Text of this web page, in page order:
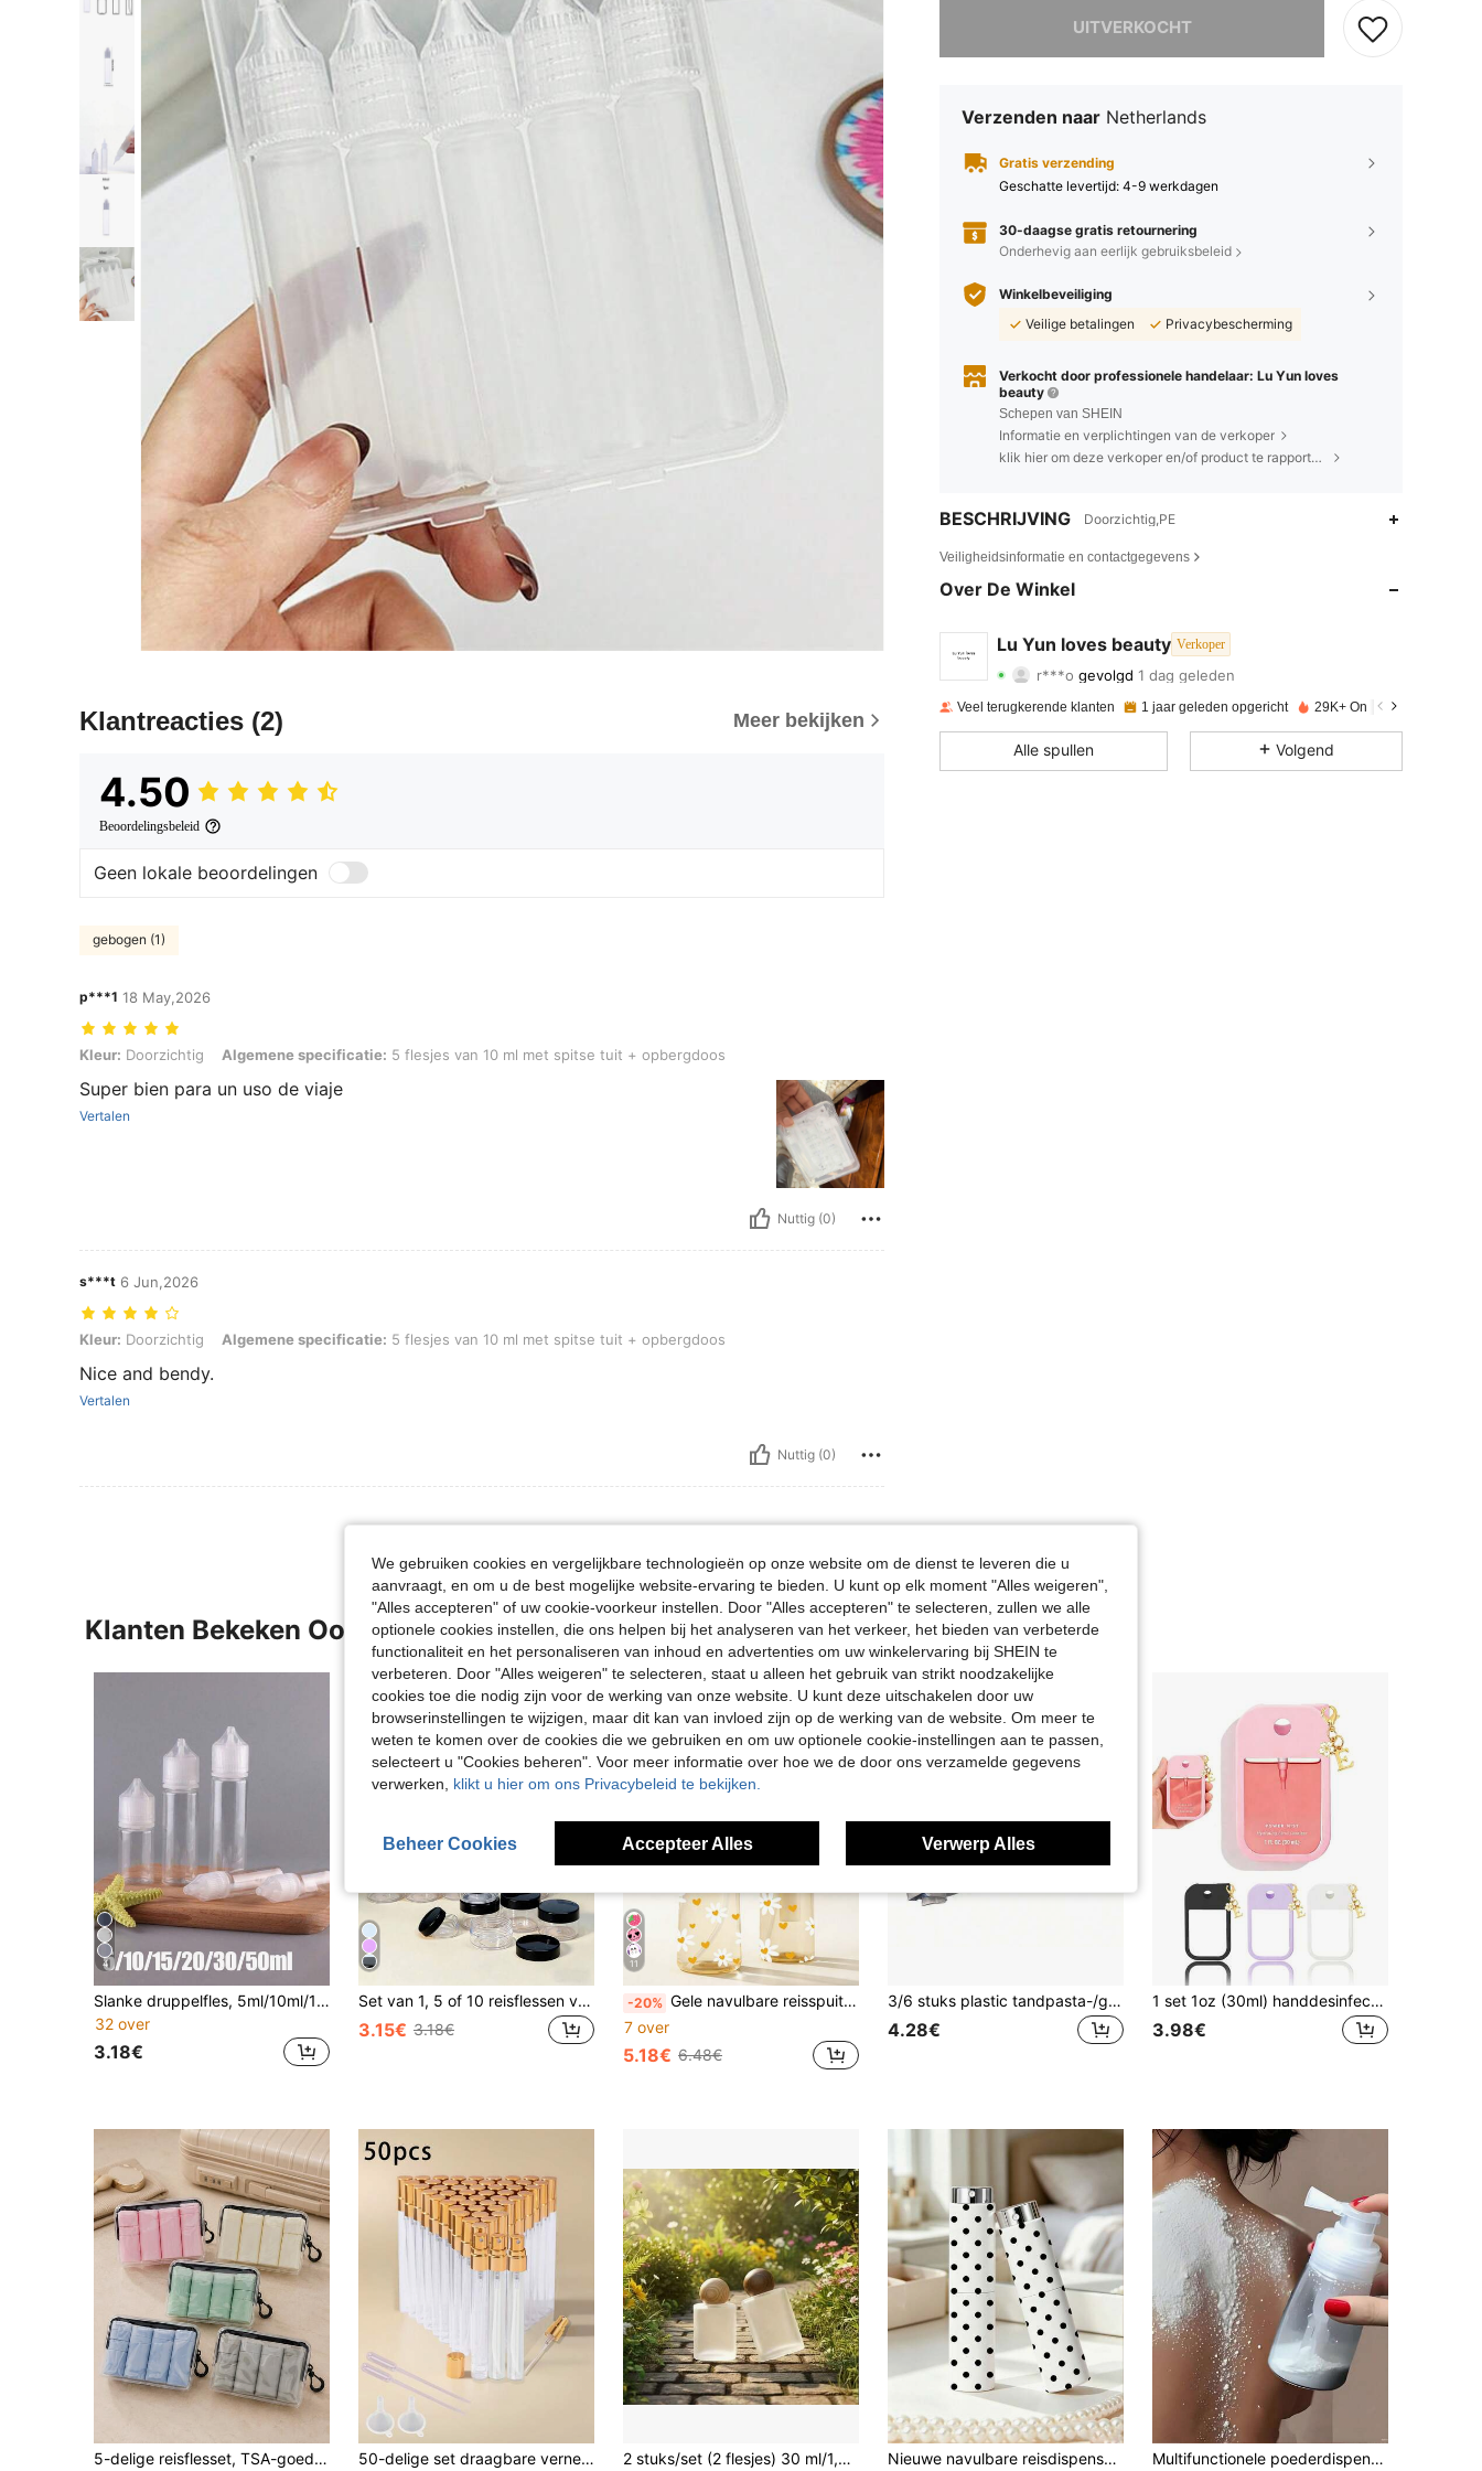
Klantreacties (2) Meer bekijken
4.50
Beoordelingsbeleid
Geen lokale beoordelingen
gebogen (1)
p***1 18 May,2026
Kleur: Doorzichtig, Algemene specificatie: 5 flesjes van 10 ml met spitse tuit + opbergdoos
Kleur: Doorzichtig Algemene specificatie: 5 flesjes van 10 ml met spitse tuit + opbergdoos
Super bien para un uso de viaje
Vertalen
Nuttig (0)
s***t 6 Jun,2026
Kleur: Doorzichtig, Algemene specificatie: 5 flesjes van 10 ml met spitse tuit + opbergdoos
Kleur: Doorzichtig Algemene specificatie: 5 flesjes van 10 ml met spitse tuit + opbergdoos
Nice and bendy.
Vertalen
Nuttig (0)
UITVERKOCHT
Verzenden naar Netherlands
Gratis verzending
Geschatte levertijd: 4-9 werkdagen
30-daagse gratis retournering
Onderhevig aan eerlijk gebruiksbeleid
Winkelbeveiliging
Veilige betalingen
Privacybescherming
Verkocht door professionele handelaar: Lu Yun loves
beauty
Schepen van SHEIN
Informatie en verplichtingen van de verkoper
klik hier om deze verkoper en/of product te rapporteren.
BESCHRIJVING Doorzichtig,PE
Veiligheidsinformatie en contactgegevens
Over De Winkel
Lu Yun loves beauty Verkoper
4.88 28
1 dag geleden
4.88 Beoordeling 28 Artikelen 479
4.88 28 479
Veel terugkerende klanten 1 jaar geleden opgericht 29K+ Onlangs verkocht
Alle spullen Volgend
Klanten Bekeken Ook
4
Slanke druppelfles, 5ml/10ml/15ml/20ml/30ml/50ml lege knijpbare oogdruppelfles, lege knijpbare oogdruppelfles, PET knijpbare vloeistofdruppelflesdop, perfect voor terug naar school en reizen, draagbaar en lichtgewicht - reisaccessoires, draagbare reisflacon, gelflacon met puntige tip, knijpbare druppelfles, transparante plastic fles, tattoo-benodigdheden, geschikt voor vloeibare inkt, olieverfkunst en handwerk, transparant, reisaccessoires, reisbenodigdheden
32 over
3.18€
Set van 1, 5 of 10 reisflessen van 5 g, 10 g, 15 g en 20 g, voor thuis en dagelijks gebruik, essentiële reisaccessoires, containers met schroefdeksels, voor schoonheidsproducten, etherische oliën, voor douchegel/conditioner/shampoo/gezichtsreiniger/handzeep/afwasmiddel/lotion
3.15€ 3.18€
11
-20% Gele navulbare reisspuitfles met strikpatroon van PET, professionele spuitfles met hoge druk en verneveling, 200 ml/300 ml automatische vacuüm fijne nevelspuit met hoge druk, haarstylingtool, haarverzorgingsproducten en accessoires, reisbenodigdheden
7 over
5.18€ 6.48€
3/6 stuks plastic tandpasta-/gezichtsreiniger dispenseradapters, handige navullingen voor tandpasta en gezichtsreiniger, woonaccessoires, tandpasta reisset
4.28€
1 set 1oz (30ml) handdesinfectant spuitfles beschermhoes, 26 hartvormige letterstijl siliconen anti-val anti-bots beschermhoes met sleutelhangerontwerp, draagbaar voor op reis, kan worden opgehangen aan tassen, sleutels of kinderrugzakken, duurzaam, waterdicht, herbruikbaar, geschikt voor handdesinfectant spuitfles, ideaal voor reizen, buiten, cadeau geven, kan worden gebruikt als Halloween-cadeau, kerstcadeau
3.98€
5-delige reisflesset, TSA-goedgekeurde navulbare toiletartikelencontainers, lekvrije reisformaatflessen met transparante cosmetische tas, draagbare shampoo-, lotion- en conditionercontainers, mini-reisbenodigdhedenkit voor vakantie, vlucht, zakenreis, kamperen
50-delige set draagbare vernevelde gouden parfumflesjes voor zomerse reizen, 5ml/10ml/3ml/2ml parfummonsterflesjes, fijne nevel cosmetische flesjes, parfumverdelingsgereedschap, DIY parfumcontainer, vliegtuigvriendelijk, reisbenodigdheden
#2 Bestseller
in 1-30 ml Spuitflessen
(1000+)
2 stuks/set (2 flesjes) 30 ml/1,01 oz lekvrije sprayflessen van mat glas, elegante, navulbare parfumflesjes met schroefdop en fijne verstuiver, draagbare reisformaat cosmetische proefverpakkingen, geschikt voor de kaptafel, woonkamer, slaapkamer en dagelijkse huidverzorging.
Nieuwe navulbare reisdispenserfles van 8 ml met stippenpatroon - geschikt voor parfum, make-up remover, moisturizer, nagellak remover, enz.; herbruikbaar, essentieel voor op de kamer, ideaal reisaccessoire; perfect als vakantie-, kerst- en nieuwjaargcadeau voor leraren, vrienden of geliefden, draaiopen, essentieel voor reizen en terug naar school
#9 Bestseller in ABS Spuitflessen
37 over Multifunctionele poederdispenserfles, lekvrije poederspuit voor thuisgebruik, draagbare talkpoeder/peperpoeder-shaker met trompetmond, navulbaar
We gebruiken cookies en vergelijkbare technologieën op onze website om de dienst te leveren die u
aanvraagt, en om u de best mogelijke website-ervaring te bieden. U kunt op elk moment "Alles weigeren",
"Alles accepteren" of uw cookie-voorkeur instellen. Door "Alles accepteren" te selecteren, zullen we alle
optionele cookies instellen, die ons helpen bij het analyseren van het verkeer, het bieden van verbeterde
functionaliteit en het personaliseren van inhoud en advertenties om uw winkelervaring bij SHEIN te
verbeteren. Door "Alles weigeren" te selecteren, staat u alleen het gebruik van strikt noodzakelijke
cookies toe die nodig zijn voor de werking van onze website. U kunt deze uitschakelen door uw
browserinstellingen te wijzigen, maar dit kan van invloed zijn op de werking van de website. Om meer te
weten te komen over de cookies die we gebruiken en om uw optionele cookie-instellingen aan te passen,
selecteert u "Cookies beheren". Voor meer informatie over hoe we de door ons verzamelde gegevens
verwerken, klikt u hier om ons Privacybeleid te bekijken.
Beheer Cookies Accepteer Alles Verwerp Alles